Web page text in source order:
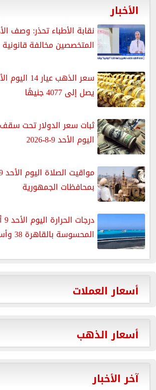
الأخبار
نقابة الأطباء تحذر: وصف
المتخصصين مخالفة قانونية
يصل إلى 4077 جنيهًا
اليوم الأحد 9-8-2026
بمحافظات الجمهورية
المحسوسة بالقاهرة 38 وأسوان 42...
أسعار العملات
أسعار الذهب
آخر الأخبار